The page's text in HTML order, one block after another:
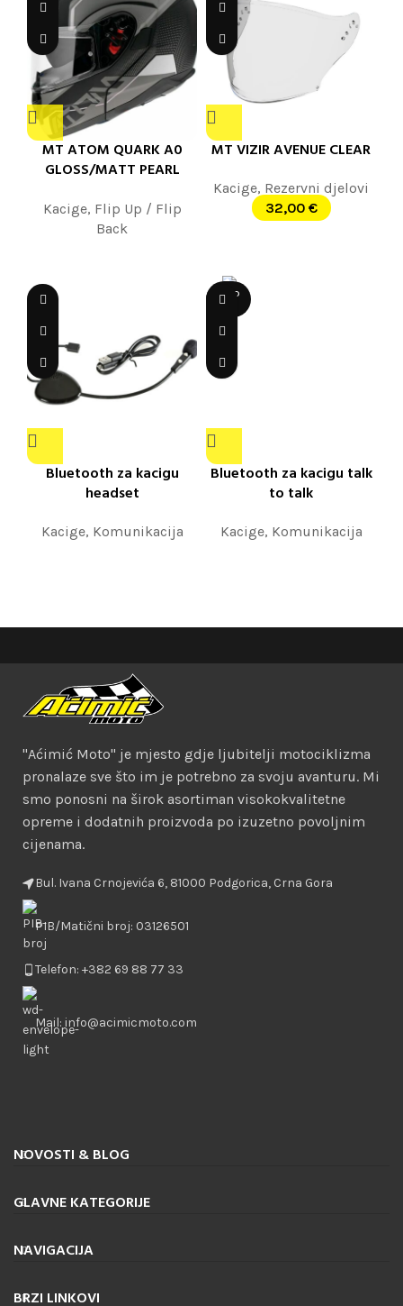
MT ATOM QUARK A0
GLOSS/MATT PEARL
Kacige, Flip Up / Flip
Back
MT VIZIR AVENUE CLEAR
Kacige, Rezervni djelovi
32,00 €
Bluetooth za kacigu
headset
Kacige, Komunikacija
SOLD
OUT
Bluetooth za kacigu talk
to talk
Kacige, Komunikacija
"Aćimić Moto" je mjesto gdje ljubitelji motociklizma
pronalaze sve što im je potrebno za svoju avanturu. Mi
smo ponosni na širok asortiman visokokvalitetne
opreme i dodatnih proizvoda po izuzetno povoljnim
cijenama.
Bul. Ivana Crnojevića 6, 81000 Podgorica, Crna Gora
PIB/Matični broj: 03126501
Telefon: +382 69 88 77 33
Mail: info@acimicmoto.com
NOVOSTI & BLOG
GLAVNE KATEGORIJE
NAVIGACIJA
BRZI LINKOVI